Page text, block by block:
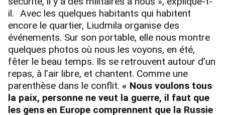
il. Avec les quelques habitants qui habitent
encore le quartier, Liudmila organise des
événements. Sur son portable, elle nous montre
quelques photos où nous les voyons, en été,
fêter le beau temps. Ils se retrouvent autour d’un
repas, à l’air libre, et chantent. Comme une
parenthèse dans le conflit. « Nous voulons tous
la paix, personne ne veut la guerre, il faut que
les gens en Europe comprennent que la Russie